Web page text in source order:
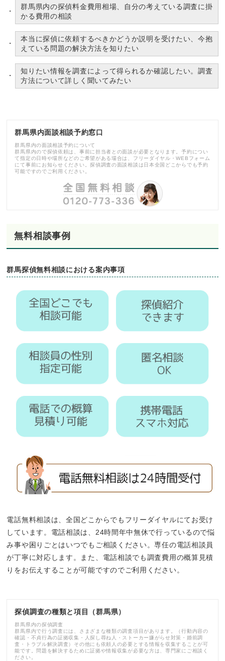
群馬県内の探偵料金費用相場、自分の考えている調査に掛
かる費用の相談
本当に探偵に依頼するべきかどうか説明を受けたい、今抱
えている問題の解決方法を知りたい
知りたい情報を調査によって得られるか確認したい。調査
方法について詳しく聞いてみたい
群馬県内面談相談予約窓口
群馬県内の面談相談予約について
群馬県内ので探偵依頼は、事前に担当者との面談が必要となります。予約につい
て指定の日時や場所などのご希望がある場合は、フリーダイヤル・WEBフォーム
にて事前にお知らせください。探偵調査の面談相談は日本全国どこからでも予約
可能ですのでご利用ください。
無料相談事例
群馬探偵無料相談における案内事項
電話無料相談は、全国どこからでもフリーダイヤルにてお受け
しています。電話相談は、24時間年中無休で行っているので悩
み事や困りごとはいつでもご相談ください。専任の電話相談員
が丁寧に対応します。また、電話相談でも調査費用の概算見積
りをお伝えすることが可能ですのでご利用ください。
探偵調査の種類と項目（群馬県）
群馬県内の探偵調査
群馬県内で行う調査には、さまざまな種類の調査項目があります。（行動内容の
確認・不貞行為の証拠収集・人探し尋ね人・ストーカー嫌がらせ対策・婚前調
査・トラブル解決調査）その他にも依頼人の必要とする情報を収集することが可
能です。問題を解決するために証拠や情報収集が必要な方は、専門家にご相談く
ださい。